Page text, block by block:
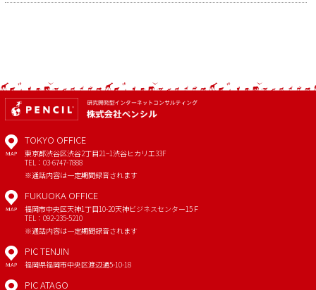
MAP
TOKYO OFFICE
東京都渋谷区渋谷2丁目21−1渋谷ヒカリエ33F
TEL：03-6747-7888
※通話内容は一定期間録音されます
MAP
FUKUOKA OFFICE
福岡市中央区天神1丁目10-20天神ビジネスセンター15Ｆ
TEL：092-235-5210
※通話内容は一定期間録音されます
MAP
PIC TENJIN
福岡県福岡市中央区渡辺通5-10-18
PIC ATAGO